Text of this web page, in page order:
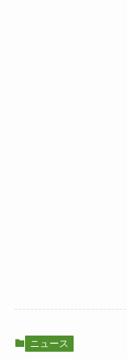
ニュース